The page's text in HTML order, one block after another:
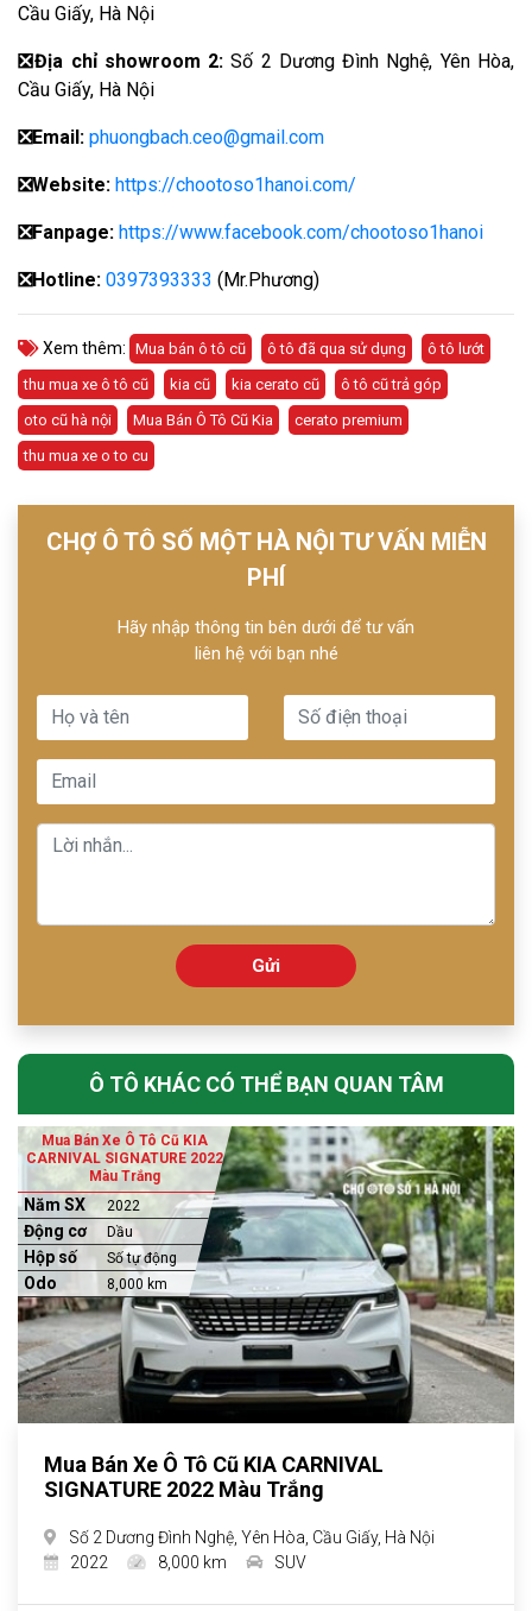
Cầu Giấy, Hà Nội
❎Địa chỉ showroom 2:Số 2 Dương Đình Nghệ, Yên Hòa,
Cầu Giấy, Hà Nội
❎Email: phuongbach.ceo@gmail.com
❎Website: https://chootoso1hanoi.com/
❎Fanpage: https://www.facebook.com/chootoso1hanoi
❎Hotline: 0397393333 (Mr.Phương)
Xem thêm: Mua bán ô tô cũ ô tô đã qua sử dụng
ô tô lướt
thu mua xe ô tô cũ
kia cũ kia cerato cũ
ô tô cũ trả góp
oto cũ hà nội
Mua Bán Ô Tô Cũ Kia
cerato premium
thu mua xe o to cu
CHỢ Ô TÔ SỐ MỘT HÀ NỘI TƯ VẤN MIỄN
PHÍ
Hãy nhập thông tin bên dưới để tư vấn
liên hệ với bạn nhé
Gửi
Ô TÔ KHÁC CÓ THỂ BẠN QUAN TÂM
Mua Bán Xe Ô Tô Cũ KIA
CARNIVAL SIGNATURE 2022
Màu Trắng
Năm SX 2022
Động cơ Dầu
Hộp số Số tự động
Odo 8,000 km
Mua Bán Xe Ô Tô Cũ KIA CARNIVAL
SIGNATURE 2022 Màu Trắng
Số 2 Dương Đình Nghệ, Yên Hòa, Cầu Giấy, Hà Nội
2022
8,000 km SUV